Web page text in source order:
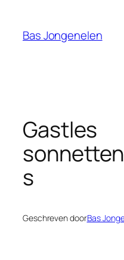
Bas Jongenelen
Gastles
s
Geschreven doorBas